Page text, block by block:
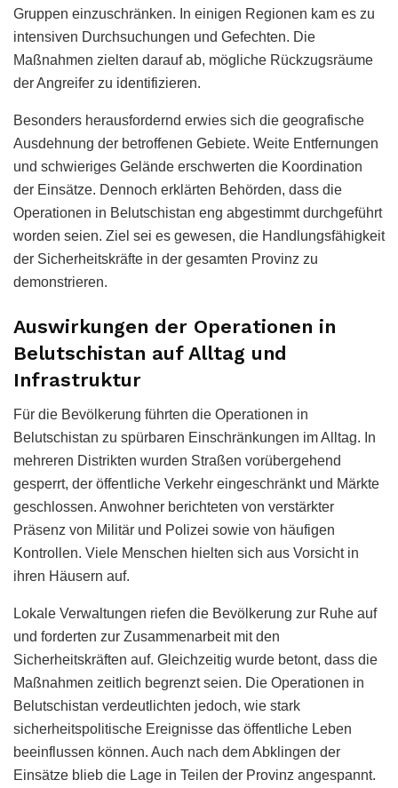
Gruppen einzuschränken. In einigen Regionen kam es zu
intensiven Durchsuchungen und Gefechten. Die
Maßnahmen zielten darauf ab, mögliche Rückzugsräume
der Angreifer zu identifizieren.
Besonders herausfordernd erwies sich die geografische
Ausdehnung der betroffenen Gebiete. Weite Entfernungen
und schwieriges Gelände erschwerten die Koordination
der Einsätze. Dennoch erklärten Behörden, dass die
Operationen in Belutschistan eng abgestimmt durchgeführt
worden seien. Ziel sei es gewesen, die Handlungsfähigkeit
der Sicherheitskräfte in der gesamten Provinz zu
demonstrieren.
Auswirkungen der Operationen in
Belutschistan auf Alltag und
Infrastruktur
Für die Bevölkerung führten die Operationen in
Belutschistan zu spürbaren Einschränkungen im Alltag. In
mehreren Distrikten wurden Straßen vorübergehend
gesperrt, der öffentliche Verkehr eingeschränkt und Märkte
geschlossen. Anwohner berichteten von verstärkter
Präsenz von Militär und Polizei sowie von häufigen
Kontrollen. Viele Menschen hielten sich aus Vorsicht in
ihren Häusern auf.
Lokale Verwaltungen riefen die Bevölkerung zur Ruhe auf
und forderten zur Zusammenarbeit mit den
Sicherheitskräften auf. Gleichzeitig wurde betont, dass die
Maßnahmen zeitlich begrenzt seien. Die Operationen in
Belutschistan verdeutlichten jedoch, wie stark
sicherheitspolitische Ereignisse das öffentliche Leben
beeinflussen können. Auch nach dem Abklingen der
Einsätze blieb die Lage in Teilen der Provinz angespannt.